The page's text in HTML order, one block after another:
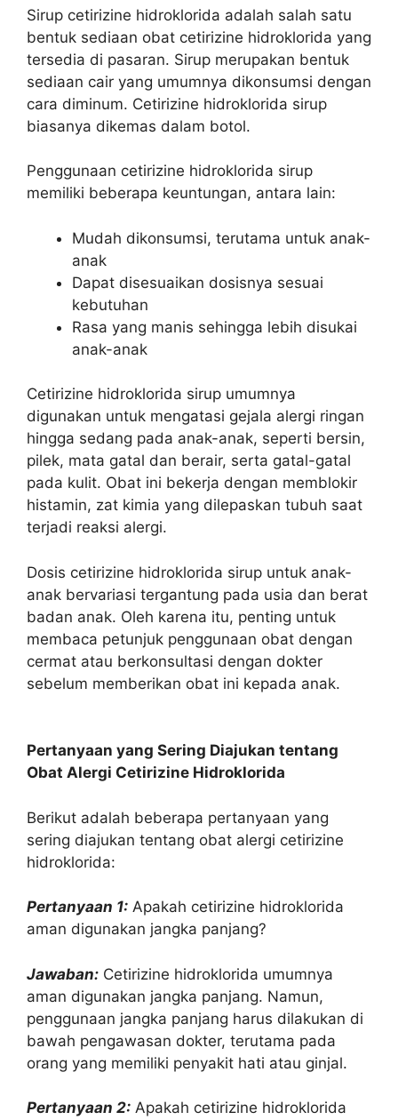
Sirup cetirizine hidroklorida adalah salah satu
bentuk sediaan obat cetirizine hidroklorida yang
tersedia di pasaran. Sirup merupakan bentuk
sediaan cair yang umumnya dikonsumsi dengan
cara diminum. Cetirizine hidroklorida sirup
biasanya dikemas dalam botol.
Penggunaan cetirizine hidroklorida sirup
memiliki beberapa keuntungan, antara lain:
Mudah dikonsumsi, terutama untuk anak-
anak
Dapat disesuaikan dosisnya sesuai
kebutuhan
Rasa yang manis sehingga lebih disukai
anak-anak
Cetirizine hidroklorida sirup umumnya
digunakan untuk mengatasi gejala alergi ringan
hingga sedang pada anak-anak, seperti bersin,
pilek, mata gatal dan berair, serta gatal-gatal
pada kulit. Obat ini bekerja dengan memblokir
histamin, zat kimia yang dilepaskan tubuh saat
terjadi reaksi alergi.
Dosis cetirizine hidroklorida sirup untuk anak-
anak bervariasi tergantung pada usia dan berat
badan anak. Oleh karena itu, penting untuk
membaca petunjuk penggunaan obat dengan
cermat atau berkonsultasi dengan dokter
sebelum memberikan obat ini kepada anak.
Pertanyaan yang Sering Diajukan tentang
Obat Alergi Cetirizine Hidroklorida
Berikut adalah beberapa pertanyaan yang
sering diajukan tentang obat alergi cetirizine
hidroklorida:
Pertanyaan 1: Apakah cetirizine hidroklorida
aman digunakan jangka panjang?
Jawaban: Cetirizine hidroklorida umumnya
aman digunakan jangka panjang. Namun,
penggunaan jangka panjang harus dilakukan di
bawah pengawasan dokter, terutama pada
orang yang memiliki penyakit hati atau ginjal.
Pertanyaan 2: Apakah cetirizine hidroklorida